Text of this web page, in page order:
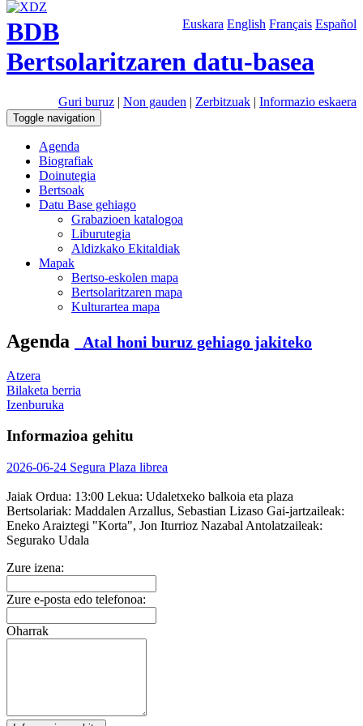
Euskara English Français Español
BDB
Bertsolaritzaren datu-basea
Guri buruz | Non gauden | Zerbitzuak | Informazio eskaera
Toggle navigation
Agenda
Biografiak
Doinutegia
Bertsoak
Datu Base gehiago
Grabazioen katalogoa
Liburutegia
Aldizkako Ekitaldiak
Mapak
Bertso-eskolen mapa
Bertsolaritzaren mapa
Kulturartea mapa
Agenda Atal honi buruz gehiago jakiteko
Atzera
Bilaketa berria
Izenburuka
Informazioa gehitu
2026-06-24 Segura Plaza librea
Jaiak Ordua: 13:00 Lekua: Udaletxeko balkoia eta plaza
Bertsolariak: Maddalen Arzallus, Sebastian Lizaso Gai-jartzaileak:
Eneko Araiztegi "Korta", Jon Iturrioz Nazabal Antolatzaileak:
Segurako Udala
Zure izena:
Zure e-posta edo telefonoa:
Oharrak